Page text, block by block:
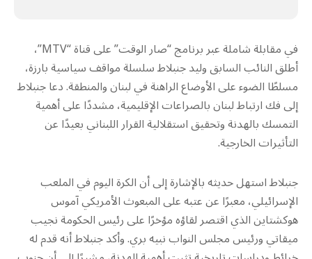
في مقابلة شاملة عبر برنامج “صار الوقت” على قناة “MTV”،
أطلق النائب السابق وليد جنبلاط سلسلة مواقف سياسية بارزة،
مسلطًا الضوء على الأوضاع الراهنة في لبنان والمنطقة. دعا جنبلاط
إلى فك ارتباط لبنان بالصراعات الإقليمية، مشددًا على أهمية
التمسك بالهدنة وتحقيق استقلالية القرار اللبناني بعيدًا عن
التأثيرات الخارجية.
جنبلاط استهل حديثه بالإشارة إلى أن الكرة اليوم في الملعب
الإسرائيلي، معبرًا عن عتبه على المبعوث الأمريكي آموس
هوكشتاين الذي اقتصر لقاؤه مؤخرًا على رئيس الحكومة نجيب
ميقاتي ورئيس مجلس النواب نبيه بري. وأكد جنبلاط أنه قدم له